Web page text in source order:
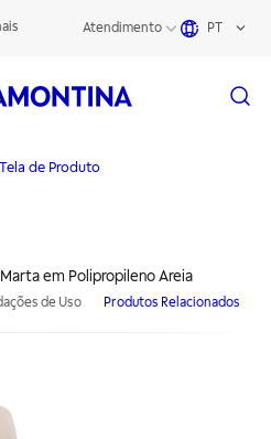
Atendimento PT
Tela de Produto
em Polipropileno Areia
de Uso Produtos Relacionados